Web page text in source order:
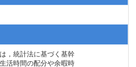
，統計法に基づく基幹
活時間の配分や余暇時